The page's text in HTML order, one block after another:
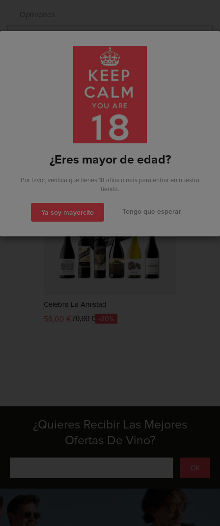
Ya estoy registrado
Soy nuevo por aquí
También puedes acceder
con...
Opiniones
TAMBIÉN PUEDE
INTERESARTE
Celebra La Amistad
56,00 €70,00 € -20%
¿Quieres Recibir Las Mejores
Ofertas De Vino?
¿Eres mayor de edad?
Por favor, verifica que tienes 18 años o más para entrar en nuestra
tienda.
Ya soy mayorcito Tengo que esperar